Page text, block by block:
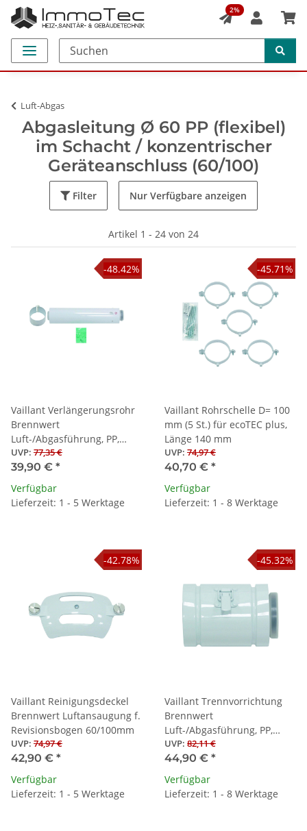
2%
Luft-Abgas
Abgasleitung Ø 60 PP (flexibel)
im Schacht / konzentrischer
Geräteanschluss (60/100)
Filter Nur Verfügbare anzeigen
Artikel 1 - 24 von 24
-48.42%
Vaillant Verlängerungsrohr
Brennwert
Luft-/Abgasführung, PP,
60/100, 0,5 m
UVP: 77,35 €
39,90 € *
Verfügbar
Lieferzeit: 1 - 5 Werktage
-45.71%
Vaillant Rohrschelle D= 100
mm (5 St.) für ecoTEC plus,
Länge 140 mm
UVP: 74,97 €
40,70 € *
Verfügbar
Lieferzeit: 1 - 8 Werktage
-42.78%
Vaillant Reinigungsdeckel
Brennwert Luftansaugung f.
Revisionsbogen 60/100mm
UVP: 74,97 €
42,90 € *
Verfügbar
Lieferzeit: 1 - 5 Werktage
-45.32%
Vaillant Trennvorrichtung
Brennwert
Luft-/Abgasführung, PP,
60/100 mm
UVP: 82,11 €
44,90 € *
Verfügbar
Lieferzeit: 1 - 8 Werktage